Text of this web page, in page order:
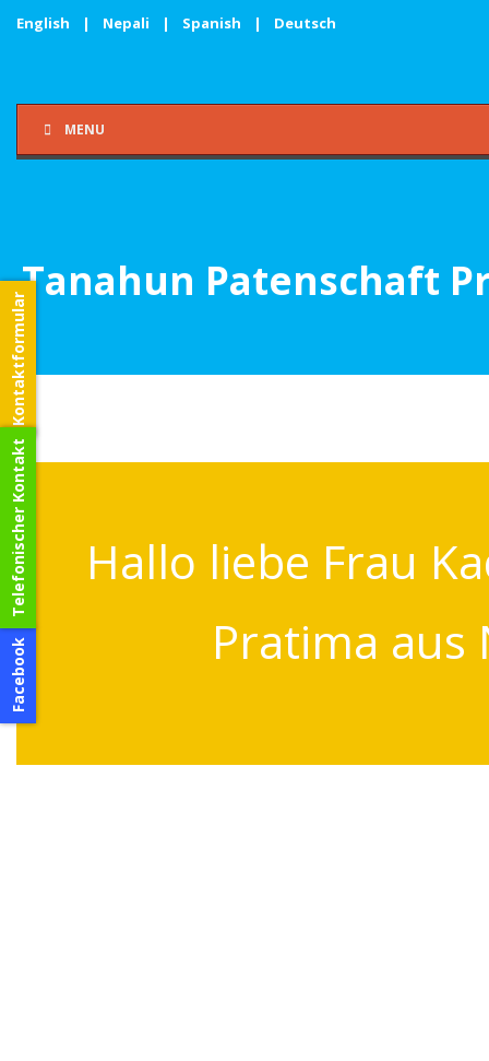
English | Nepali | Spanish | Deutsch
MENU
Tanahun Patenschaft
Hallo liebe Frau
Pratima aus
Facebook
Kontaktformular
Telefonischer Kontakt